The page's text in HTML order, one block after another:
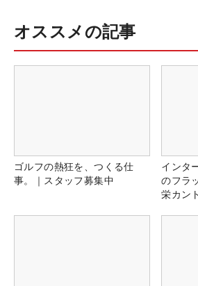
オススメの記事
ゴルフの熱狂を、つくる仕
事。｜スタッフ募集中
インタ
のフラ
栄カン